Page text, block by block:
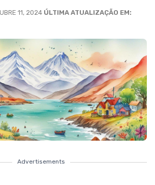
11, 2024 ÚLTIMA ATUALIZAÇÃO EM:
Advertisements